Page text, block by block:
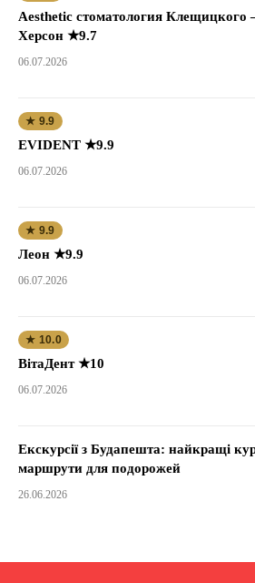
Aesthetic стоматология Клещицкого
Херсон ★9.7
06.07.2026
★ 9.9
EVIDENT ★9.9
06.07.2026
★ 9.9
Леон ★9.9
06.07.2026
★ 10.0
ВітаДент ★10
06.07.2026
Екскурсії з Будапешта: найкращі
маршрути для подорожей
26.06.2026